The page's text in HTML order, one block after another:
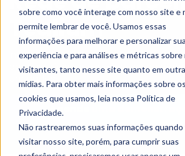
sobre como você interage com nosso site e
permite lembrar de você. Usamos essas
informações para melhorar e personalizar sua
experiência e para análises e métricas sobre
visitantes, tanto nesse site quanto em
mídias. Para obter mais informações sobre os
cookies que usamos, leia nossa Política de
Privacidade.
Não rastrearemos suas informações quando
visitar nosso site, porém, para cumprir suas
Tealium
Integre e ative soluções de identidade
para aperfeiçoar experiências
em dados.
Agende uma